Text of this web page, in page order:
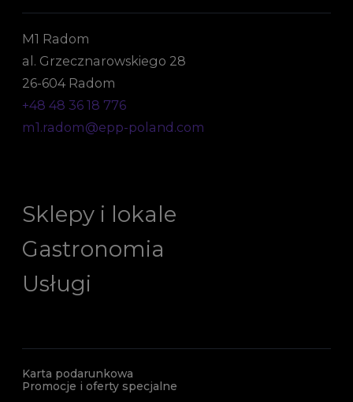
M1 Radom
al. Grzecznarowskiego 28
26-604 Radom
+48 48 36 18 776
m1.radom@epp-poland.com
Sklepy i lokale
Gastronomia
Usługi
Karta podarunkowa
Promocje i oferty specjalne